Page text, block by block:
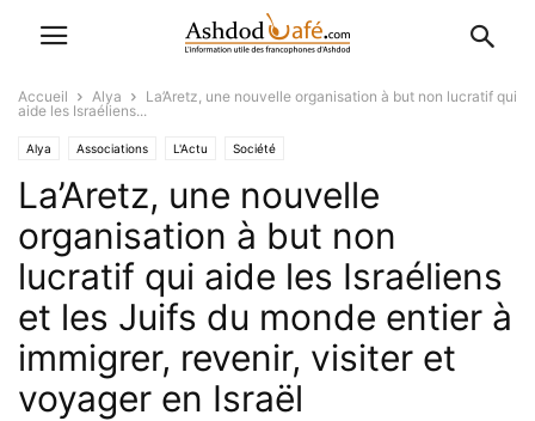
Accueil Alya
La’Aretz, une nouvelle organisation à but non lucratif qui
aide les Israéliens...
Alya Associations L'Actu Société
La’Aretz, une nouvelle
organisation à but non
lucratif qui aide les Israéliens
et les Juifs du monde entier à
immigrer, revenir, visiter et
voyager en Israël